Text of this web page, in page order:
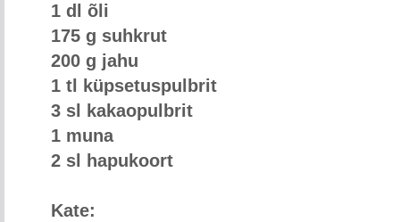
1 dl õli
175 g suhkrut
200 g jahu
1 tl küpsetuspulbrit
3 sl kakaopulbrit
1 muna
2 sl hapukoort
Kate: